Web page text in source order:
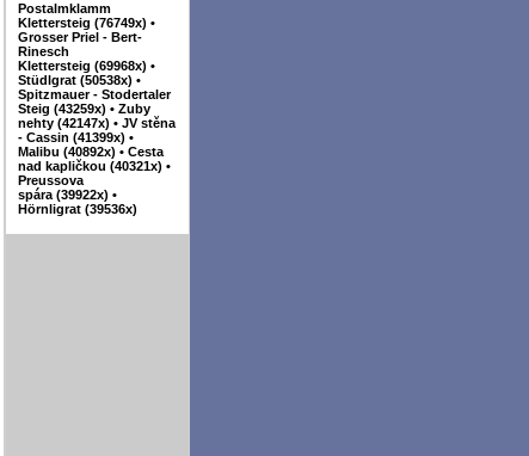
Postalmklamm
Klettersteig (76749x) •
Grosser Priel - Bert-
Rinesch
Klettersteig (69968x) •
Stüdlgrat (50538x) •
Spitzmauer - Stodertaler
Steig (43259x) • Zuby
nehty (42147x) • JV stěna
- Cassin (41399x) •
Malibu (40892x) • Cesta
nad kapličkou (40321x) •
Preussova
spára (39922x) •
Hörnligrat (39536x)